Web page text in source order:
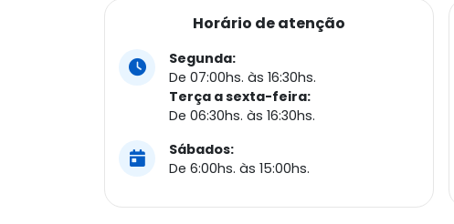
Horário de atenção
Segunda:
De 07:00hs. às 16:30hs.
Terça a sexta-feira:
De 06:30hs. às 16:30hs.
Sábados:
De 6:00hs. às 15:00hs.